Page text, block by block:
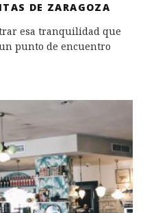
DE ZARAGOZA
esa tranquilidad que
punto de encuentro